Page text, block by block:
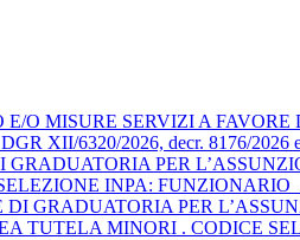
O MISURE SERVIZI A
XII/6320/2026, decr. 8176/2026
PER
INPA:
GRADUATORIA PER
TUTELA MINORI . CODICE